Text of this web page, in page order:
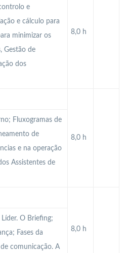
8,0 h
e
e cálculo para
minimizar os
Gestão de
dos
8,0 h
Fluxogramas de
de
e na operação
Assistentes de
8,0 h
O Briefing;
Fases da
comunicação. A